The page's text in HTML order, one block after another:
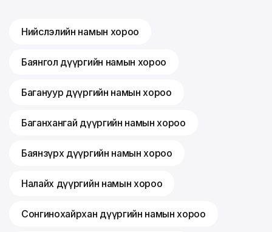
Нийслэлийн намын хороо
Баянгол дүүргийн намын хороо
Багануур дүүргийн намын хороо
Баганхангай дүүргийн намын хороо
Баянзүрх дүүргийн намын хороо
Налайх дүүргийн намын хороо
Сонгинохайрхан дүүргийн намын хороо